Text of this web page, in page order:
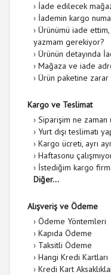
› İade edilecek
› İademin kargo
› Ürünümü iade
yazmam gerekiyor?
› Ürünün detayında
› Mağaza ve iade
› Ürün paketine
Kargo ve Teslimat
› Siparişim ne zaman
› Yurt dışı teslimatı
› Kargo ücreti, ayrı
› Haftasonu
› İstediğim kargo
Diğer...
Alışveriş ve Ödeme
› Ödeme Yöntemleri
› Kapıda Ödeme
› Taksitli Ödeme
› Hangi Kredi Kartları
› Kredi Kart